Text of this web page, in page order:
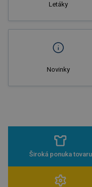
Letáky
Novinky
Široká ponuka tovaru